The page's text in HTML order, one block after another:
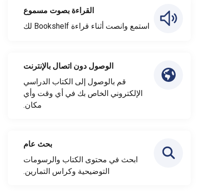
القراءة بصوت مسموع
استمع وانصت أثناء قراءة Bookshelf لك
الوصول دون اتصال بالإنترنت
قم بالوصول إلى الكتاب الدراسي
الإلكتروني الخاص بك في أي وقت وأي
مكان.
بحث عام
ابحث في محتوى الكتاب والرسومات
التوضيحية وكراس التمارين.